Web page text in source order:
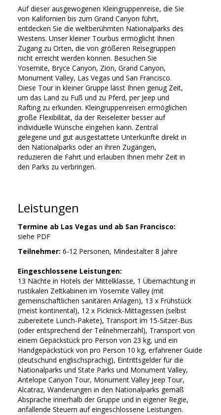
Auf dieser ausgewogenen Kleingruppenreise, die Sie
von Kalifornien bis zum Grand Canyon führt,
entdecken Sie die weltberühmten Nationalparks des
Westens. Unser kleiner Tourbus ermöglicht Ihnen
Zugang zu Orten, die von größeren Reisegruppen
nicht erreicht werden können. Besuchen Sie
Yosemite, Bryce Canyon, Zion, Grand Canyon,
Monument Valley, Las Vegas und San Francisco.
Diese Tour in kleiner Gruppe lässt Ihnen genug Zeit,
um das Land zu Fuß und zu Pferd, per Jeep und
Rafting zu erkunden. Kleingruppenreisen ermöglichen
große Flexibilität, da der Reiseleiter besser auf
individuelle Wünsche eingehen kann. Zentral
gelegene und gut ausgestattete Unterkünfte direkt in
den Nationalparks oder an ihren Zugängen,
reduzieren die Fahrt und erlauben Ihnen mehr Zeit in
den Parks zu verbringen.
Leistungen
Termine ab Las Vegas und ab San Francisco:
siehe PDF
Teilnehmer: 6-12 Personen, Mindestalter 8 Jahre
Eingeschlossene Leistungen:
13 Nächte in Hotels der Mittelklasse, 1 Übernachtung in
rustikalen Zeltkabinen im Yosemite Valley (mit
gemeinschaftlichen sanitären Anlagen), 13 x Frühstück
(meist kontinental), 12 x Picknick-Mittagessen (selbst
zubereitete Lunch-Pakete), Transport im 15-Sitzer-Bus
(oder entsprechend der Teilnehmerzahl), Transport von
einem Gepäckstück pro Person von 23 kg, und ein
Handgepäckstück von pro Person 10 kg, erfahrener Guide
(deutschund englischsprachig), Eintrittsgelder für die
Nationalparks und State Parks und Monument Valley,
Antelope Canyon Tour, Monument Valley Jeep Tour,
Alcatraz, Wanderungen in den Nationalparks gemäß
Absprache innerhalb der Gruppe und in eigener Regie,
anfallende Steuern auf eingeschlossene Leistungen.